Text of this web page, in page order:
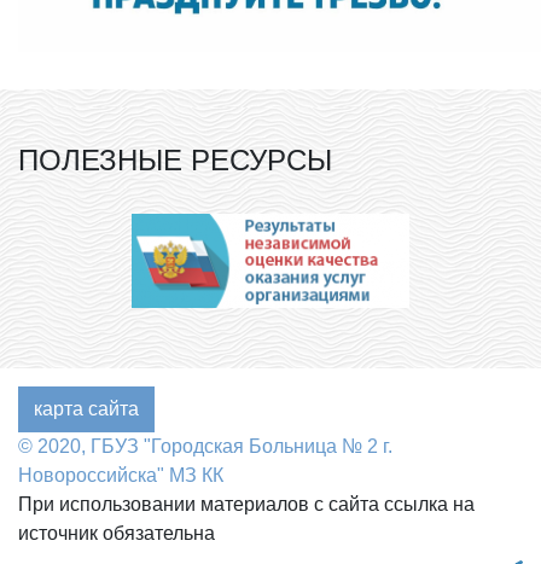
ПОЛЕЗНЫЕ РЕСУРСЫ
карта сайта
© 2020, ГБУЗ "Городская Больница № 2 г.
Новороссийска" МЗ КК
При использовании материалов с сайта ссылка на
источник обязательна